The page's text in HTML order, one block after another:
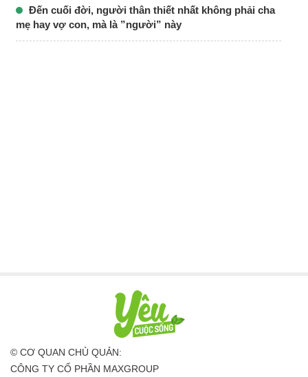
Đến cuối đời, người thân thiết nhất không phải cha
mẹ hay vợ con, mà là ”người” này
© CƠ QUAN CHỦ QUẢN:
CÔNG TY CỔ PHẦN MAXGROUP